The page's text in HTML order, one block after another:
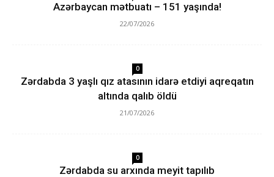
Azərbaycan mətbuatı – 151 yaşında!
22/07/2026
0
Zərdabda 3 yaşlı qız atasının idarə etdiyi aqreqatın
altında qalıb öldü
21/07/2026
0
Zərdabda su arxında meyit tapılıb